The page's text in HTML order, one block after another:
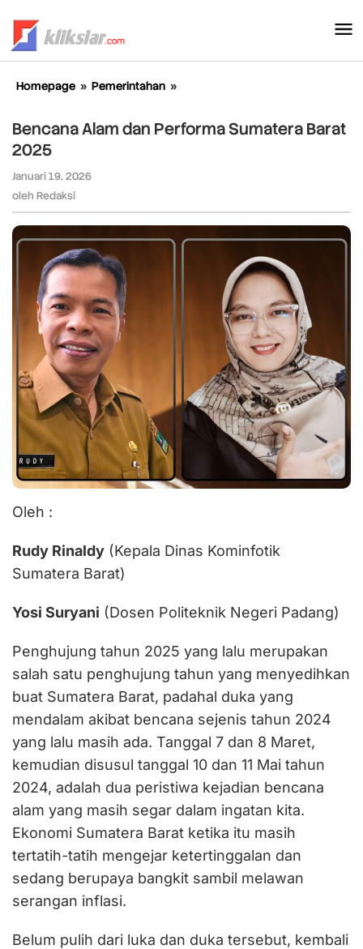
konten
Homepage » Pemerintahan »
dan
Performa
Bencana Alam dan Performa Sumatera Barat
2025
Januari 19, 2026
oleh Redaksi
Oleh :
Rudy Rinaldy (Kepala Dinas Kominfotik
Sumatera Barat)
Yosi Suryani (Dosen Politeknik Negeri Padang)
Penghujung tahun 2025 yang lalu merupakan
salah satu penghujung tahun yang menyedihkan
buat Sumatera Barat, padahal duka yang
mendalam akibat bencana sejenis tahun 2024
yang lalu masih ada. Tanggal 7 dan 8 Maret,
kemudian disusul tanggal 10 dan 11 Mai tahun
2024, adalah dua peristiwa kejadian bencana
alam yang masih segar dalam ingatan kita.
Ekonomi Sumatera Barat ketika itu masih
tertatih-tatih mengejar ketertinggalan dan
sedang berupaya bangkit sambil melawan
serangan inflasi.
Belum pulih dari luka dan duka tersebut, kembali